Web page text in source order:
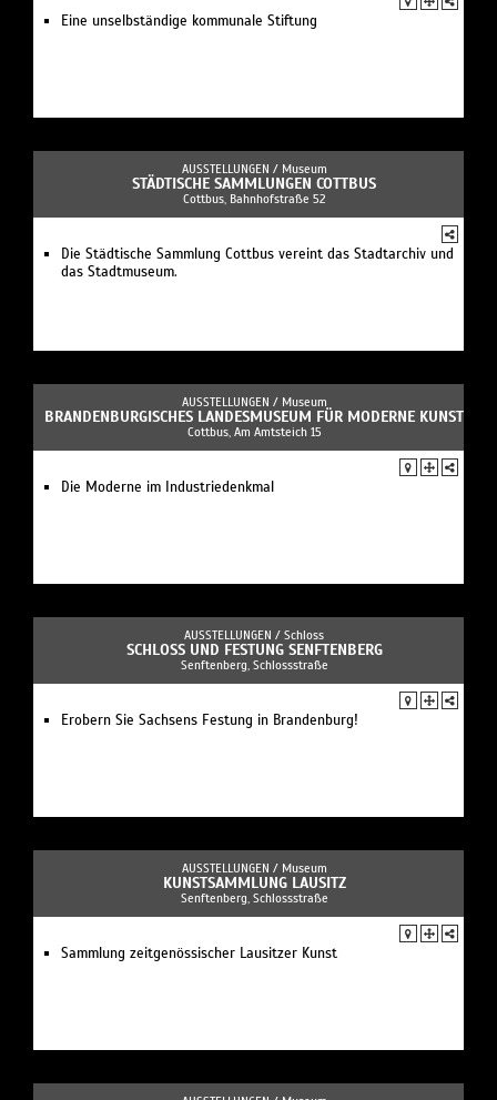
Eine unselbständige kommunale Stiftung
AUSSTELLUNGEN / Museum
STÄDTISCHE SAMMLUNGEN COTTBUS
Cottbus, Bahnhofstraße 52
Die Städtische Sammlung Cottbus vereint das Stadtarchiv und
das Stadtmuseum.
AUSSTELLUNGEN / Museum
BRANDENBURGISCHES LANDESMUSEUM FÜR MODERNE KUNST
Cottbus, Am Amtsteich 15
Die Moderne im Industriedenkmal
AUSSTELLUNGEN / Schloss
SCHLOSS UND FESTUNG SENFTENBERG
Senftenberg, Schlossstraße
Erobern Sie Sachsens Festung in Brandenburg!
AUSSTELLUNGEN / Museum
KUNSTSAMMLUNG LAUSITZ
Senftenberg, Schlossstraße
Sammlung zeitgenössischer Lausitzer Kunst